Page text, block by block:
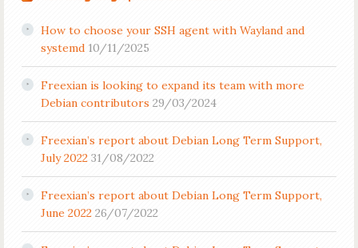
How to choose your SSH agent with Wayland and
systemd 10/11/2025
Freexian is looking to expand its team with more
Debian contributors 29/03/2024
Freexian’s report about Debian Long Term Support,
July 2022 31/08/2022
Freexian’s report about Debian Long Term Support,
June 2022 26/07/2022